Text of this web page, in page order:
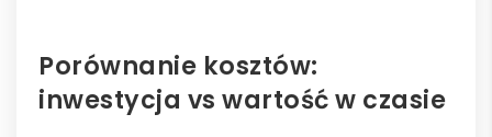
Porównanie kosztów:
inwestycja vs wartość w czasie